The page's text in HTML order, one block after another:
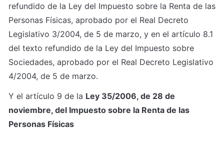
refundido de la Ley del Impuesto sobre la Renta de las
Personas Físicas, aprobado por el Real Decreto
Legislativo 3/2004, de 5 de marzo, y en el artículo 8.1
del texto refundido de la Ley del Impuesto sobre
Sociedades, aprobado por el Real Decreto Legislativo
4/2004, de 5 de marzo.
Y el artículo 9 de la Ley 35/2006, de 28 de
noviembre, del Impuesto sobre la Renta de las
Personas Físicas